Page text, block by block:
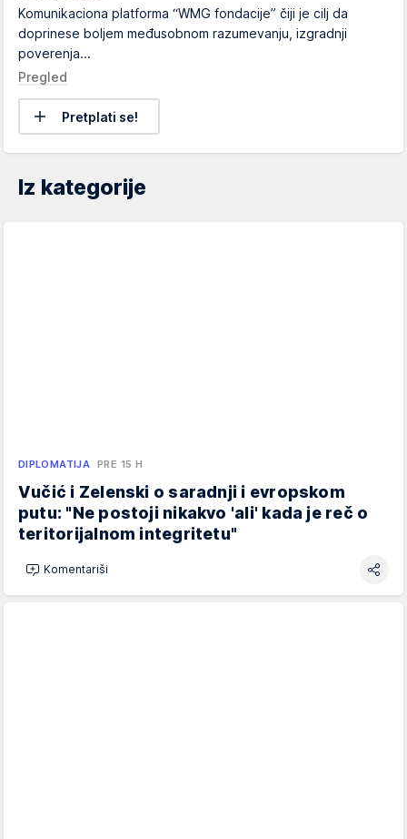
Komunikaciona platforma “WMG fondacije” čiji je cilj da
doprinese boljem međusobnom razumevanju, izgradnji
poverenja...
Pregled
Pretplati se!
Iz kategorije
DIPLOMATIJA PRE 15 H
Vučić i Zelenski o saradnji i evropskom
putu: "Ne postoji nikakvo 'ali' kada je reč o
teritorijalnom integritetu"
Komentariši